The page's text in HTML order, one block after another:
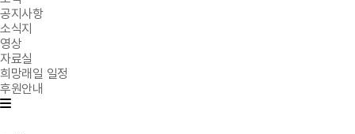
공지사항
소식지
영상
자료실
희망래일 일정
후원안내